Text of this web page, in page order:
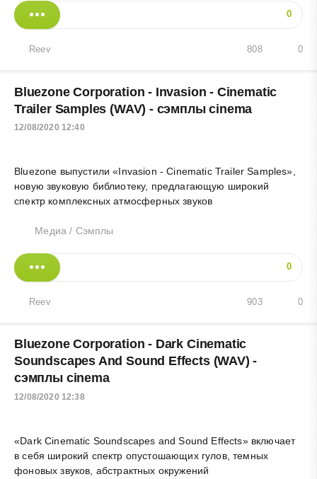
0
Reev 0
808
Bluezone Corporation - Invasion - Cinematic
Trailer Samples (WAV) - сэмплы cinema
12/08/2020 12:40
Bluezone выпустили «Invasion - Cinematic Trailer Samples»,
новую звуковую библиотеку, предлагающую широкий
спектр комплексных атмосферных звуков
Медиа / Сэмплы
0
Reev 0
903
Bluezone Corporation - Dark Cinematic
Soundscapes And Sound Effects (WAV) -
сэмплы cinema
12/08/2020 12:38
«Dark Cinematic Soundscapes and Sound Effects» включает
в себя широкий спектр опустошающих гулов, темных
фоновых звуков, абстрактных окружений